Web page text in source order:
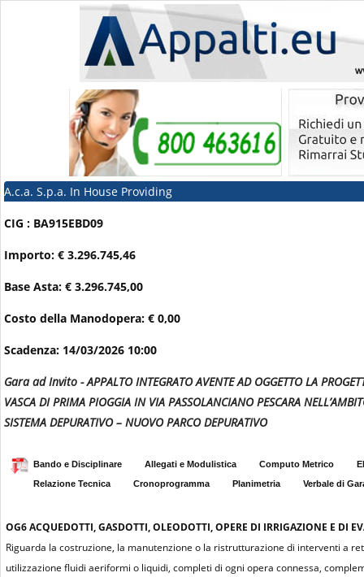
A.c.a. S.p.a. In House Providing
CIG : BA915EBD09
Importo: € 3.296.745,46
Base Asta: € 3.296.745,00
Costo della Manodopera: € 0,00
Scadenza: 14/03/2026 10:00
Gara ad Invito - APPALTO INTEGRATO AVENTE AD OGGETTO LA
VASCA DI PRIMA PIOGGIA IN VIA PASSOLANCIANO PESCARA
SISTEMA DEPURATIVO – NUOVO PARCO DEPURATIVO
Bando e Disciplinare Allegati e Modulistica Computo Metrico
Relazione Tecnica
Cronoprogramma Planimetria Verbale di
OG6ACQUEDOTTI, GASDOTTI, OLEODOTTI, OPERE DI IRRIGAZIONE E DI
Riguarda la costruzione, la manutenzione o la ristrutturazione di interventi a
utilizzazione fluidi aeriformi o liquidi, completi di ogni opera connessa,